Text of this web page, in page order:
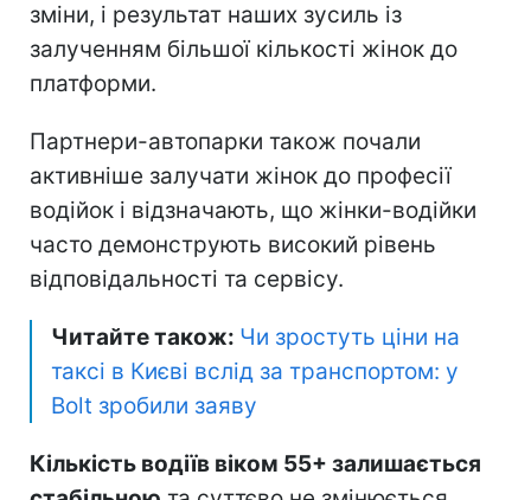
зміни, і результат наших зусиль із
залученням більшої кількості жінок до
платформи.
Партнери-автопарки також почали
активніше залучати жінок до професії
водійок і відзначають, що жінки-водійки
часто демонструють високий рівень
відповідальності та сервісу.
Читайте також: Чи зростуть ціни на
таксі в Києві вслід за транспортом: у
Bolt зробили заяву
Кількість водіїв віком 55+ залишається